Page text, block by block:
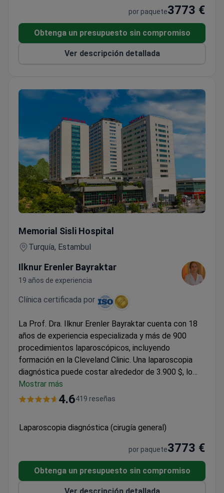
por paquete3773 €
Obtenga un presupuesto sin compromiso
Ver descripción detallada
Memorial Sisli Hospital
Turquía, Estambul
Ilknur Erenler Bayraktar
19 años de experiencia
Clínica certificada por
La Prof. Dra. Ilknur Erenler Bayraktar cuenta con 18
años de experiencia especializada y más de 900
procedimientos laparoscópicos, incluyendo
formación en la Cleveland Clinic. Una laparoscopia
diagnóstica puede costar alrededor de 3.900 $, lo
que suele incluir la cirugía, 3 noches de estancia,
resonancia magnética preoperatoria y traslados. El
Prof. Bayraktar posee la certificación del European
mínimamente invasivas avanzadas.
Mostrar más
4.6419 reseñas
Laparoscopia diagnóstica (cirugía general)
por paquete3773 €
Obtenga un presupuesto sin compromiso
Ver descripción detallada